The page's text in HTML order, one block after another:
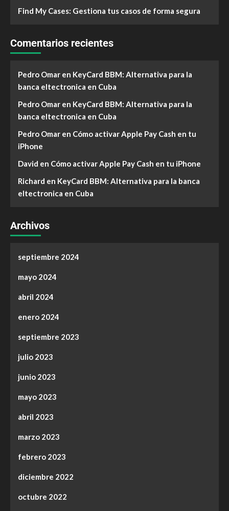
Find My Cases: Gestiona tus casos de forma segura
Comentarios recientes
Pedro Omar en KeyCard BBM: Alternativa para la
banca eltectronica en Cuba
Pedro Omar en KeyCard BBM: Alternativa para la
banca eltectronica en Cuba
Pedro Omar en Cómo activar Apple Pay Cash en tu
iPhone
David en Cómo activar Apple Pay Cash en tu iPhone
Richard en KeyCard BBM: Alternativa para la banca
eltectronica en Cuba
Archivos
septiembre 2024
mayo 2024
abril 2024
enero 2024
septiembre 2023
julio 2023
junio 2023
mayo 2023
abril 2023
marzo 2023
febrero 2023
diciembre 2022
octubre 2022